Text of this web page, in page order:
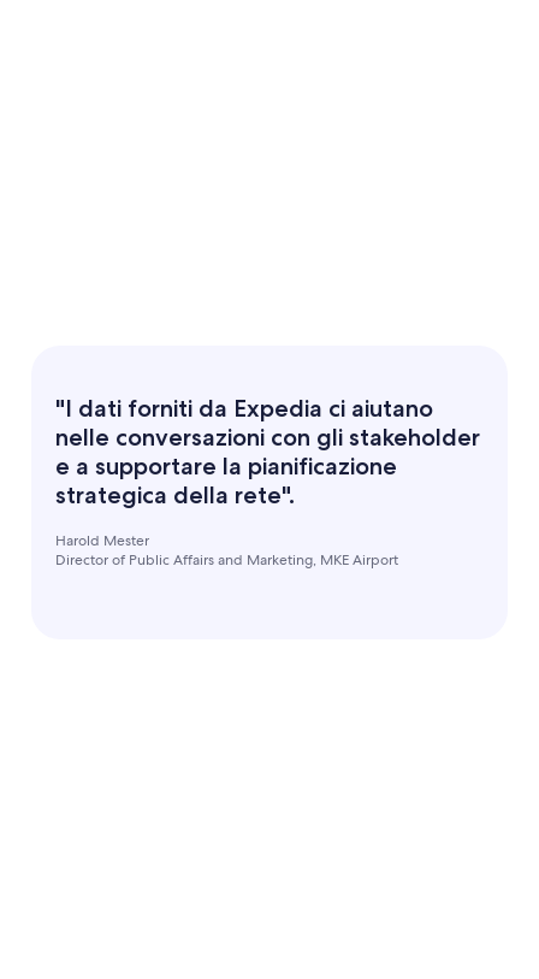
"I dati forniti da Expedia ci aiutano
nelle conversazioni con gli stakeholder
e a supportare la pianificazione
strategica della rete".
Harold Mester
Director of Public Affairs and Marketing, MKE Airport